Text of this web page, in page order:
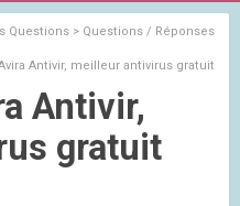
Questions > Questions / Réponses
Antivir, meilleur antivirus gratuit
Antivir,
gratuit